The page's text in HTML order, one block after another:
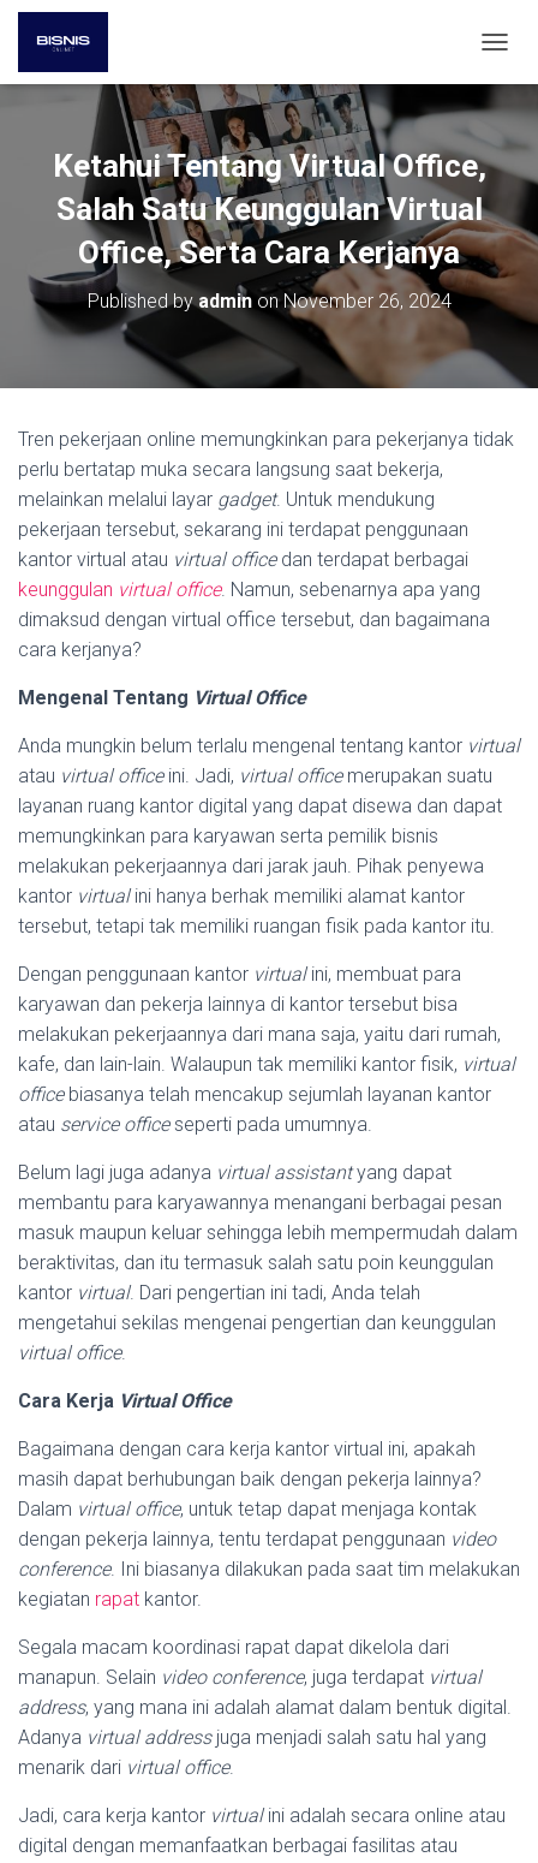
O
G
E
A
V
I
G
A
I
Ketahui Tentang Virtual Office,
Salah Satu Keunggulan Virtual
Office, Serta Cara Kerjanya
Published byadminonNovember 26, 2024
Tren pekerjaan online memungkinkan para pekerjanya tidak
perlu bertatap muka secara langsung saat bekerja,
melainkan melalui layar gadget. Untuk mendukung
pekerjaan tersebut, sekarang ini terdapat penggunaan
kantor virtual atau virtual officedan terdapat berbagai
keunggulan virtual office. Namun, sebenarnya apa yang
dimaksud dengan virtual office tersebut, dan bagaimana
cara kerjanya?
Mengenal Tentang Virtual Office
Anda mungkin belum terlalu mengenal tentang kantor virtual
atau virtual officeini. Jadi, virtual office merupakan suatu
layanan ruang kantor digital yang dapat disewa dan dapat
memungkinkan para karyawan serta pemilik bisnis
melakukan pekerjaannya dari jarak jauh. Pihak penyewa
kantor virtualini hanya berhak memiliki alamat kantor
tersebut, tetapi tak memiliki ruangan fisik pada kantor itu.
Dengan penggunaan kantor virtualini, membuat para
karyawan dan pekerja lainnya di kantor tersebut bisa
melakukan pekerjaannya dari mana saja, yaitu dari rumah,
kafe, dan lain-lain. Walaupun tak memiliki kantor fisik, virtual
officebiasanya telah mencakup sejumlah layanan kantor
atau service officeseperti pada umumnya.
Belum lagi juga adanya virtual assistantyang dapat
membantu para karyawannya menangani berbagai pesan
masuk maupun keluar sehingga lebih mempermudah dalam
beraktivitas, dan itu termasuk salah satu poin keunggulan
kantor virtual. Dari pengertian ini tadi, Anda telah
mengetahui sekilas mengenai pengertian dan keunggulan
virtual office.
Cara Kerja Virtual Office
Bagaimana dengan cara kerja kantor virtual ini, apakah
masih dapat berhubungan baik dengan pekerja lainnya?
Dalam virtual office, untuk tetap dapat menjaga kontak
dengan pekerja lainnya, tentu terdapat penggunaan video
conference. Ini biasanya dilakukan pada saat tim melakukan
kegiatan rapat kantor.
Segala macam koordinasi rapat dapat dikelola dari
manapun. Selain video conference, juga terdapat virtual
address, yang mana ini adalah alamat dalam bentuk digital.
Adanya virtual address juga menjadi salah satu hal yang
menarik dari virtual office.
Jadi, cara kerja kantor virtualini adalah secara online atau
digital dengan memanfaatkan berbagai fasilitas atau